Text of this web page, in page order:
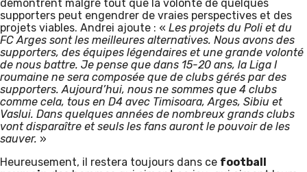
démontrent malgré tout que la volonté de quelques
supporters peut engendrer de vraies perspectives et des
projets viables. Andrei ajoute : « Les projets du Poli et du
FC Arges sont les meilleures alternatives. Nous avons des
supporters, des équipes légendaires et une grande volonté
de nous battre. Je pense que dans 15-20 ans, la Liga I
roumaine ne sera composée que de clubs gérés par des
supporters. Aujourd’hui, nous ne sommes que 4 clubs
comme cela, tous en D4 avec Timisoara, Arges, Sibiu et
Vaslui. Dans quelques années de nombreux grands clubs
vont disparaître et seuls les fans auront le pouvoir de les
sauver. »
Heureusement, il restera toujours dans ce football